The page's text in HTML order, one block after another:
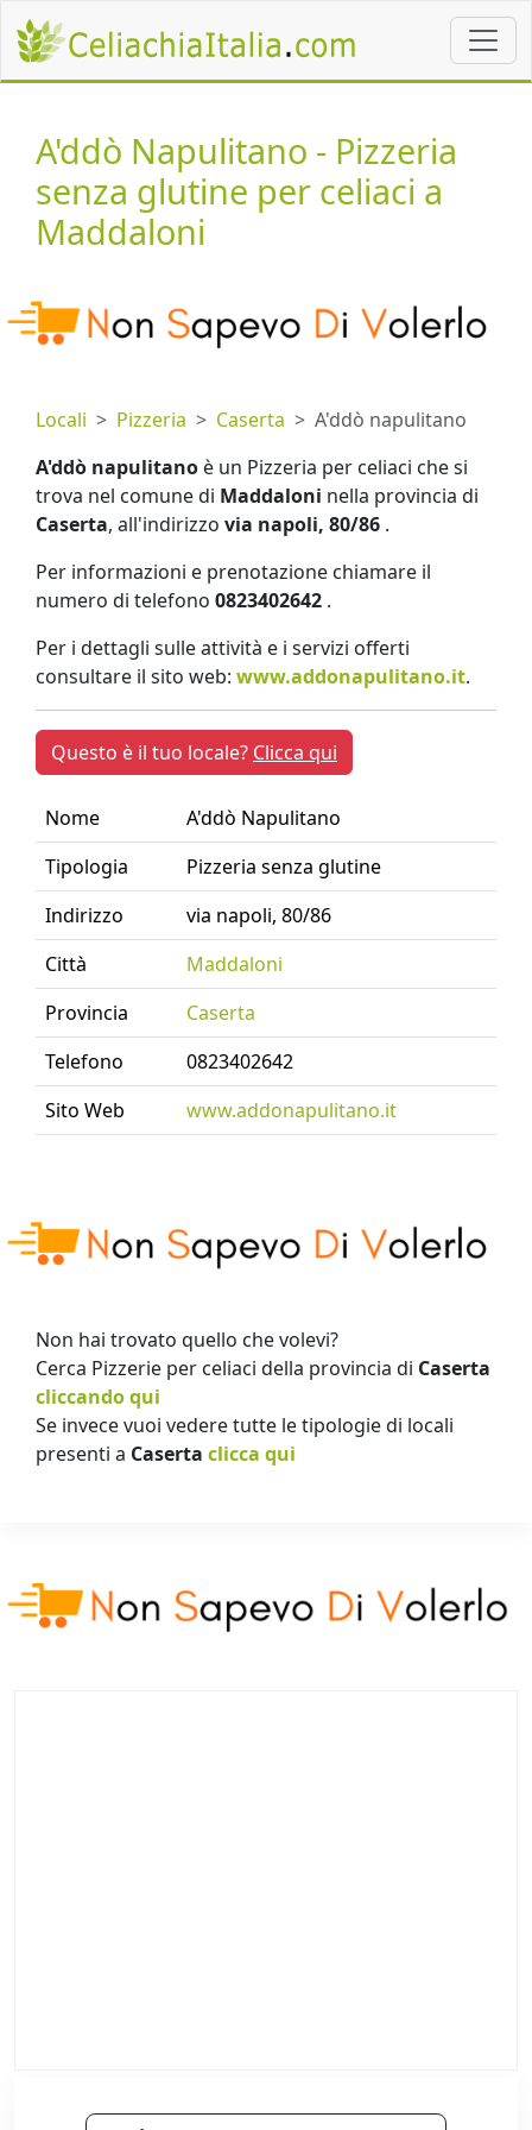
A'ddò Napulitano - Pizzeria
senza glutine per celiaci a
Maddaloni
Locali Pizzeria Caserta
A'ddò napulitano
A'ddò napulitano è un Pizzeria per celiaci che si
trova nel comune di Maddaloni nella provincia di
Caserta, all'indirizzo via napoli, 80/86 .
Per informazioni e prenotazione chiamare il
numero di telefono 0823402642 .
Per i dettagli sulle attività e i servizi offerti
consultare il sito web: www.addonapulitano.it.
Questo è il tuo locale? Clicca qui
Nome
A'ddò Napulitano
Tipologia
Pizzeria senza glutine
Indirizzo
via napoli, 80/86
Città
Maddaloni
Provincia
Caserta
Telefono
0823402642
Sito Web
www.addonapulitano.it
Non hai trovato quello che volevi?
Cerca Pizzerie per celiaci della provincia di Caserta
cliccando qui
Se invece vuoi vedere tutte le tipologie di locali
presenti a Caserta clicca qui